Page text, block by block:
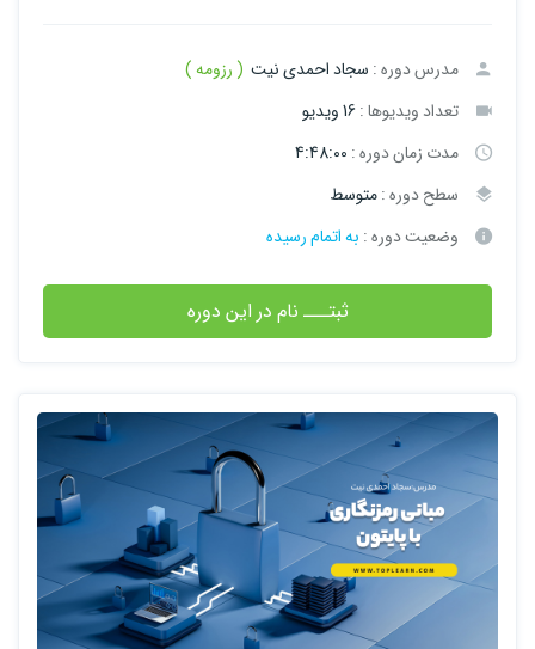
مدرس دوره : سجاد احمدی نیت ( رزومه )
تعداد ویدیوها : 16 ویدیو
مدت زمان دوره : 4:48:00
سطح دوره :متوسط
وضعیت دوره : به اتمام رسیده
ثبتـــ نام در این دوره